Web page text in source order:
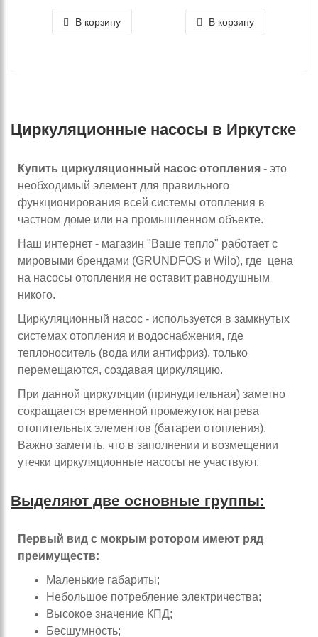
В корзину В корзину
Циркуляционные насосы в Иркутске
Купить циркуляционный насос отопления - это
необходимый элемент для правильного
функционирования всей системы отопления в
частном доме или на промышленном объекте.
Наш интернет - магазин "Ваше тепло" работает с
мировыми брендами (GRUNDFOS и Wilo), где цена
на насосы отопления не оставит равнодушным
никого.
Циркуляционный насос - используется в замкнутых
системах отопления и водоснабжения, где
теплоноситель (вода или антифриз), только
перемещаются, создавая циркуляцию.
При данной циркуляции (принудительная) заметно
сокращается временной промежуток нагрева
отопительных элементов (батареи отопления).
Важно заметить, что в заполнении и возмещении
утечки циркуляционные насосы не участвуют.
Выделяют две основные группы:
Первый вид с мокрым ротором имеют ряд
преимуществ:
Маленькие габариты;
Небольшое потребление электричества;
Высокое значение КПД;
Бесшумность;